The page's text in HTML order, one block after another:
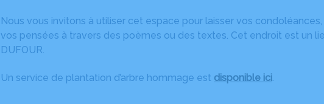
Nous vous invitons à utiliser cet espace pour laisser vos
vos pensées à travers des poèmes ou des textes. Cet endroit est un
DUFOUR.
Un service de plantation d’arbre hommage est disponible ici.